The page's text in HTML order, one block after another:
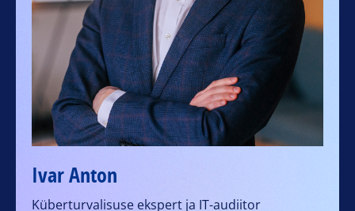
Ivar Anton
Küberturvalisuse ekspert ja IT-audiitor